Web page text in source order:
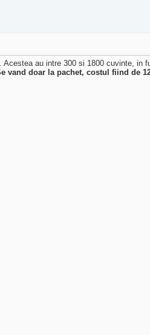
au intre 300 si 1800 cuvinte, in
vand doar la pachet, costul fiind de